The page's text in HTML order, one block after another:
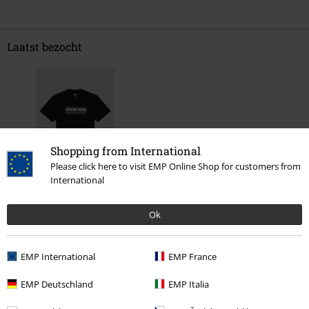
Shopping from International
Please click here to visit EMP Online Shop for customers from
International
Ok
EMP International EMP France
EMP Deutschland EMP Italia
Laatst bezocht
%
€ 30,99
Meer categorieën. Meer opties.
Mannen Kleding T-shirts en tops T-shirts
Nieuw Kleding T-shirts